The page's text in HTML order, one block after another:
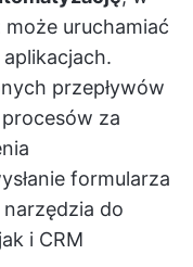
uruchamiać
przepływów
za
formularza
do
i CRM